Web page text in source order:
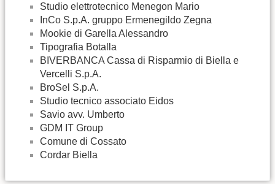
Studio elettrotecnico Menegon Mario
InCo S.p.A. gruppo Ermenegildo Zegna
Mookie di Garella Alessandro
Tipografia Botalla
BIVERBANCA Cassa di Risparmio di Biella e
Vercelli S.p.A.
BroSel S.p.A.
Studio tecnico associato Eidos
Savio avv. Umberto
GDM IT Group
Comune di Cossato
Cordar Biella